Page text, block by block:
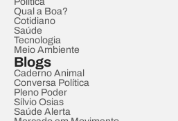
Qual a Boa?
Cotidiano
Saúde
Tecnologia
Meio Ambiente
Blogs
Caderno Animal
Conversa Política
Pleno Poder
Sílvio Osias
Saúde Alerta